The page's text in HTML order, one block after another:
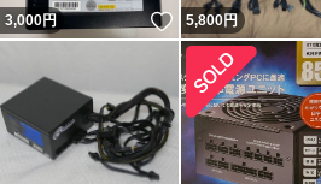
3,000円 いいね！
5,800円